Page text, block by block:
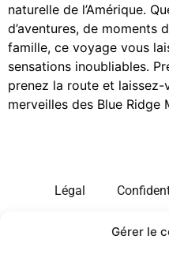
Gérer le
naturelle de l’Amérique.
d’aventures, de moments
famille, ce voyage vous
sensations inoubliables.
prenez la route et
merveilles des Blue Ridge
Légal
Site d’information sur les